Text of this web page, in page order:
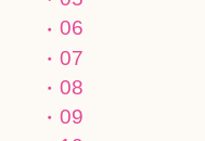
06
07
08
09